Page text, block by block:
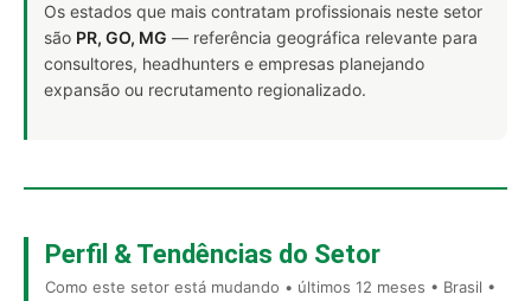
Os estados que mais contratam profissionais neste setor
são PR, GO, MG — referência geográfica relevante para
consultores, headhunters e empresas planejando
expansão ou recrutamento regionalizado.
Perfil & Tendências do Setor
Como este setor está mudando • últimos 12 meses • Brasil •